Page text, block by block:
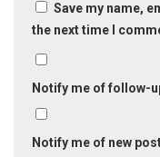
Save my name,
the next time I
Notify me of follow-
Notify me of new